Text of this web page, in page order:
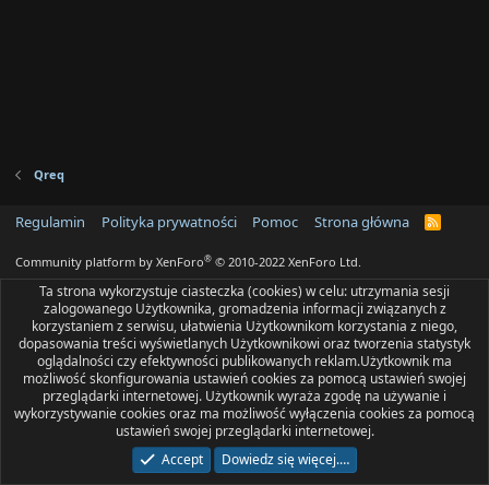
Qreq
Regulamin Polityka prywatności Pomoc Strona główna
R
Community platform by XenForo® © 2010-2022 XenForo Ltd.
Ta strona wykorzystuje ciasteczka (cookies) w celu: utrzymania sesji
zalogowanego Użytkownika, gromadzenia informacji związanych z
korzystaniem z serwisu, ułatwienia Użytkownikom korzystania z niego,
dopasowania treści wyświetlanych Użytkownikowi oraz tworzenia statystyk
oglądalności czy efektywności publikowanych reklam.Użytkownik ma
możliwość skonfigurowania ustawień cookies za pomocą ustawień swojej
przeglądarki internetowej. Użytkownik wyraża zgodę na używanie i
wykorzystywanie cookies oraz ma możliwość wyłączenia cookies za pomocą
ustawień swojej przeglądarki internetowej.
Accept
Dowiedz się więcej.…